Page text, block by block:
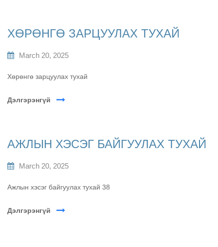
ХӨРӨНГӨ ЗАРЦУУЛАХ ТУХАЙ
March 20, 2025
Хөрөнгө зарцуулах тухай
Дэлгэрэнгүй
АЖЛЫН ХЭСЭГ БАЙГУУЛАХ ТУХАЙ
March 20, 2025
Ажлын хэсэг байгуулах тухай 38
Дэлгэрэнгүй